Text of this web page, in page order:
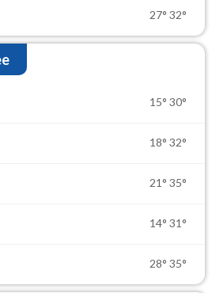
27° 32°
15° 30°
18° 32°
21° 35°
14° 31°
28° 35°